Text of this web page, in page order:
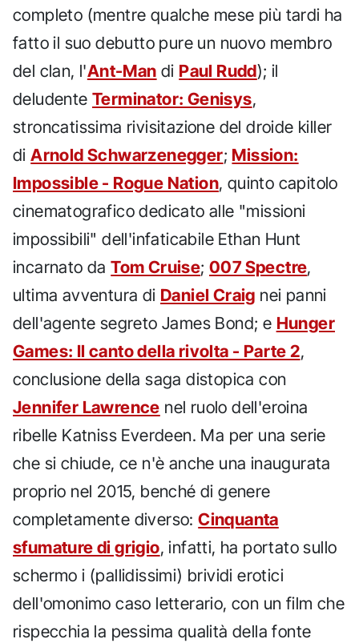
completo (mentre qualche mese più tardi ha
fatto il suo debutto pure un nuovo membro
del clan, l'Ant-Man di Paul Rudd); il
deludenteTerminator: Genisys,
stroncatissima rivisitazione del droide killer
diArnold Schwarzenegger; Mission:
Impossible - Rogue Nation, quinto capitolo
cinematografico dedicato alle "missioni
impossibili" dell'infaticabile Ethan Hunt
incarnato daTom Cruise;007 Spectre,
ultima avventura di Daniel Craig nei panni
dell'agente segreto James Bond; e Hunger
Games: Il canto della rivolta - Parte 2,
conclusione della saga distopica con
Jennifer Lawrence nel ruolo dell'eroina
ribelle Katniss Everdeen. Ma per una serie
che si chiude, ce n'è anche una inaugurata
proprio nel 2015, benché di genere
completamente diverso:Cinquanta
sfumature di grigio, infatti, ha portato sullo
schermo i (pallidissimi) brividi erotici
dell'omonimo caso letterario, con un film che
rispecchia la pessima qualità della fonte